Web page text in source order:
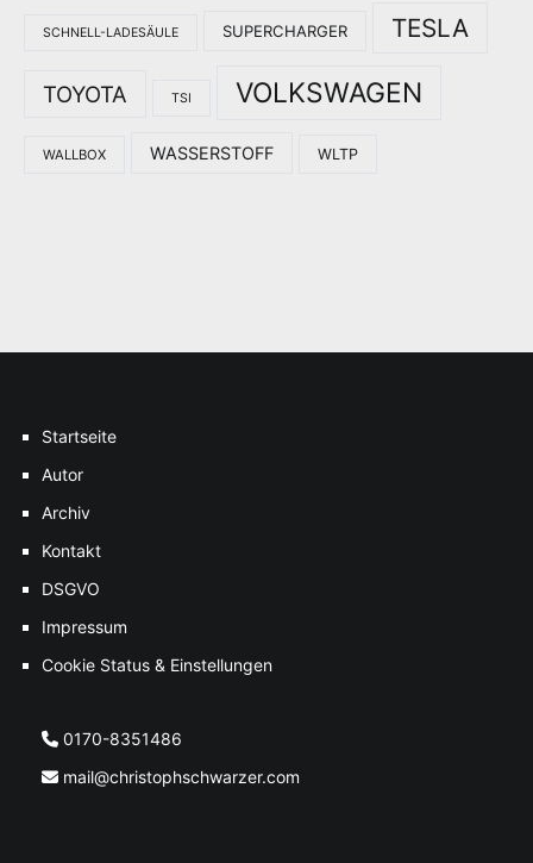
SCHNELL-LADESÄULE SUPERCHARGER TESLA
TOYOTA TSI VOLKSWAGEN
WALLBOX WASSERSTOFF WLTP
Startseite
Autor
Archiv
Kontakt
DSGVO
Impressum
Cookie Status & Einstellungen
0170-8351486
mail@christophschwarzer.com